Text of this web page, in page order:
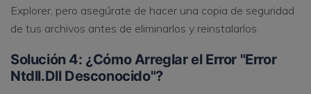
Explorer, pero asegúrate de hacer una copia de seguridad
de tus archivos antes de eliminarlos y reinstalarlos.
Solución 4: ¿Cómo Arreglar el Error "Error
Ntdll.Dll Desconocido"?